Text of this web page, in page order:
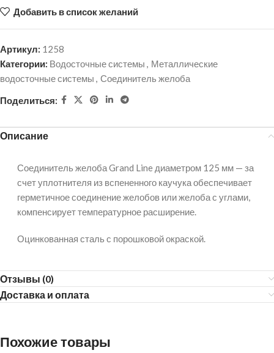
Добавить в список желаний
Артикул: 1258
Категории: Водосточные системы , Металлические
водосточные системы , Соединитель желоба
Поделиться:
Описание
Соединитель желоба Grand Line диаметром 125 мм — за
счет уплотнителя из вспененного каучука обеспечивает
герметичное соединение желобов или желоба с углами,
компенсирует температурное расширение.
Оцинкованная сталь с порошковой окраской.
Отзывы (0)
Доставка и оплата
Похожие товары